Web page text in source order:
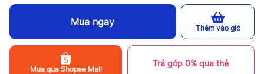
Mua ngay Thêm vào giỏ
Mua qua Shopee Mall
Trả góp 0% qua thẻ